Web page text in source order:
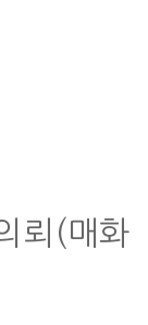
뢰(매화